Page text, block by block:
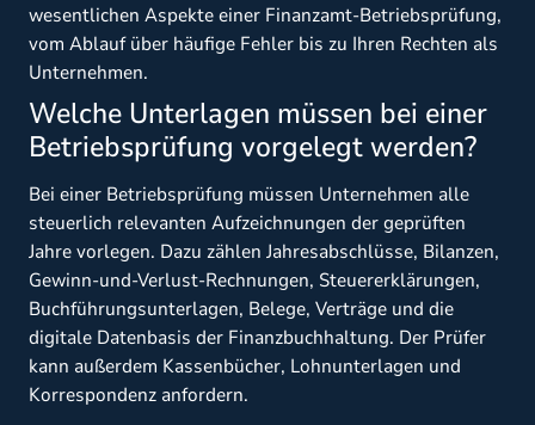
wesentlichen Aspekte einer Finanzamt-Betriebsprüfung,
vom Ablauf über häufige Fehler bis zu Ihren Rechten als
Unternehmen.
Welche Unterlagen müssen bei einer
Betriebsprüfung vorgelegt werden?
Bei einer Betriebsprüfung müssen Unternehmen alle
steuerlich relevanten Aufzeichnungen der geprüften
Jahre vorlegen. Dazu zählen Jahresabschlüsse, Bilanzen,
Gewinn-und-Verlust-Rechnungen, Steuererklärungen,
Buchführungsunterlagen, Belege, Verträge und die
digitale Datenbasis der Finanzbuchhaltung. Der Prüfer
kann außerdem Kassenbücher, Lohnunterlagen und
Korrespondenz anfordern.